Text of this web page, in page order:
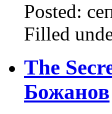
Posted:
Filled
The
Божанов